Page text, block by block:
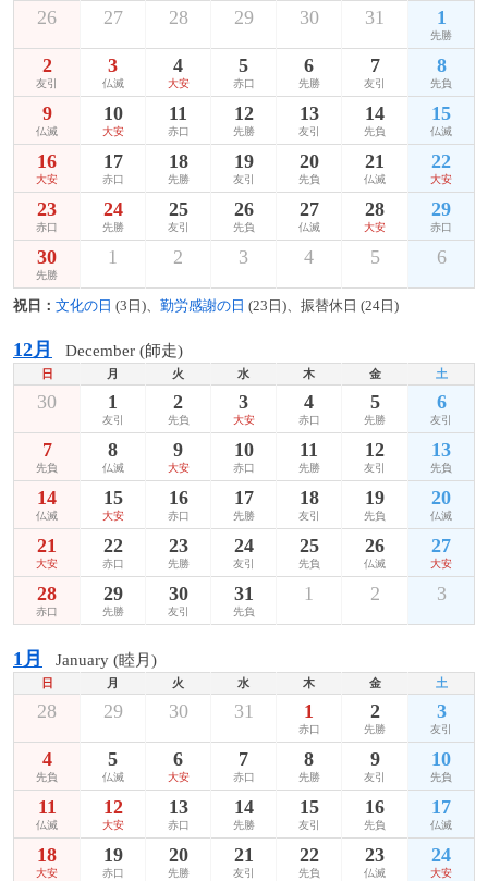
26 27 28 29 30 31 1
先勝
2
友引
3
仏滅
4
大安
5
赤口
6
先勝
7
友引
8
先負
9
仏滅
10
大安
11
赤口
12
先勝
13
友引
14
先負
15
仏滅
16
大安
17
赤口
18
先勝
19
友引
20
先負
21
仏滅
22
大安
23
赤口
24
先勝
25
友引
26
先負
27
仏滅
28
大安
29
赤口
30
先勝
1 2 3 4 5 6
祝日： 文化の日 (3日)、 勤労感謝の日 (23日)、振替休日 (24日)
12月 December (師走)
日 月 火 水 木 金 土
30 1
友引
2
先負
3
大安
4
赤口
5
先勝
6
友引
7
先負
8
仏滅
9
大安
10
赤口
11
先勝
12
友引
13
先負
14
仏滅
15
大安
16
赤口
17
先勝
18
友引
19
先負
20
仏滅
21
大安
22
赤口
23
先勝
24
友引
25
先負
26
仏滅
27
大安
28
赤口
29
先勝
30
友引
31
先負
1 2 3
1月 January (睦月)
日 月 火 水 木 金 土
28 29 30 31 1
赤口
2
先勝
3
友引
4
先負
5
仏滅
6
大安
7
赤口
8
先勝
9
友引
10
先負
11
仏滅
12
大安
13
赤口
14
先勝
15
友引
16
先負
17
仏滅
18
大安
19
赤口
20
先勝
21
友引
22
先負
23
仏滅
24
大安